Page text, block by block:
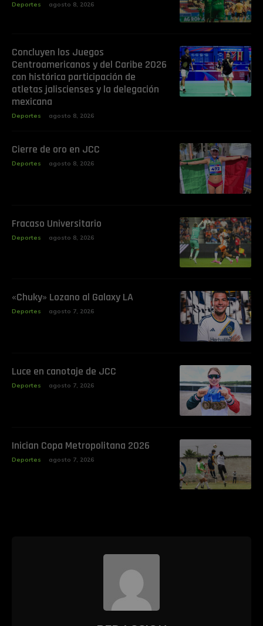
Deportes agosto 8, 2026
Concluyen los Juegos
Centroamericanos y del Caribe 2026
con histórica participación de
atletas jaliscienses y la delegación
mexicana
Deportes agosto 8, 2026
Cierre de oro en JCC
Deportes agosto 8, 2026
Fracaso Universitario
Deportes agosto 8, 2026
«Chuky» Lozano al Galaxy LA
Deportes agosto 7, 2026
Luce en canotaje de JCC
Deportes agosto 7, 2026
Inician Copa Metropolitana 2026
Deportes agosto 7, 2026